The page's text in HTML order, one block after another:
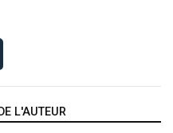
L'AUTEUR